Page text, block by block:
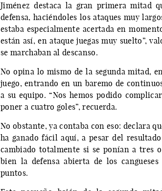
Jiménez destaca la gran primera mitad
defensa, haciéndoles los ataques muy
estaba especialmente acertada en
están así, en ataque juegas muy suelto”,
se marchaban al descanso.
No opina lo mismo de la segunda mitad,
juego, entrando en un baremo de
a su equipo. “Nos hemos podido
poner a cuatro goles”, recuerda.
No obstante, ya contaba con eso: declara
ha ganado fácil aquí, a pesar del
cambiado totalmente si se ponían a tres
bien la defensa abierta de los
puntos.